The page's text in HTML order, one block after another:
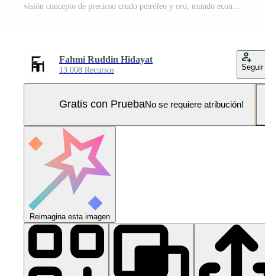
Fahmi Ruddin Hidayat
13.008 Recursos Seguir
Gratis con PruebaNo se requiere atribución!
Reimagina esta imagen